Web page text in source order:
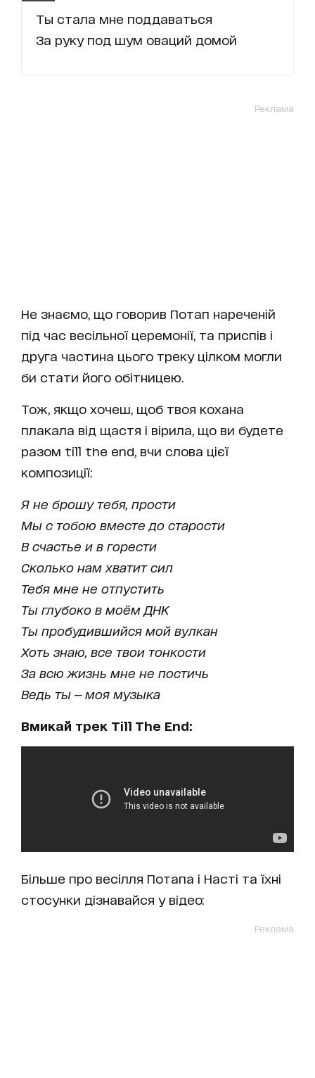
Ты стала мне поддаваться
За руку под шум оваций домой
Реклама
Не знаємо, що говорив Потап нареченій
під час весільної церемонії, та приспів і
друга частина цього треку цілком могли
би стати його обітницею.
Тож, якщо хочеш, щоб твоя кохана
плакала від щастя і вірила, що ви будете
разом till the end, вчи слова цієї
композиції:
Я не брошу тебя, прости
Мы с тобою вместе до старости
В счастье и в горести
Сколько нам хватит сил
Тебя мне не отпустить
Ты глубоко в моём ДНК
Ты пробудившийся мой вулкан
Хоть знаю, все твои тонкости
За всю жизнь мне не постичь
Ведь ты — моя музыка
Вмикай трек Till The End:
Більше про весілля Потапа і Насті та їхні
стосунки дізнавайся у відео:
Реклама